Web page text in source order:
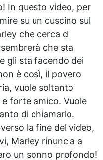
In questo video, per
su un cuscino sul
che cerca di
che sta
gli sta facendo dei
è così, il povero
vuole soltanto
e forte amico. Vuole
di chiamarlo.
la fine del video,
Marley rinuncia a
un sonno profondo!